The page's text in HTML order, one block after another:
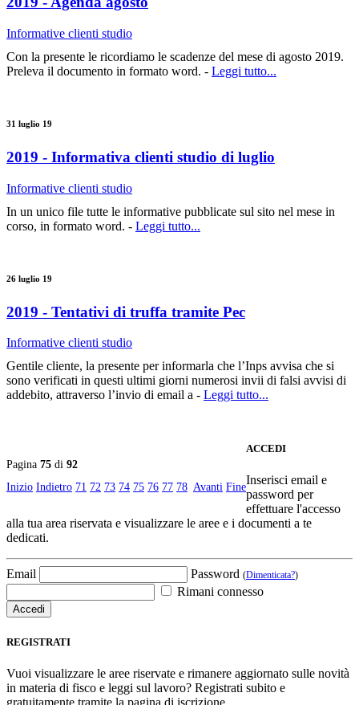
Informative clienti studio
Con la presente le ricordiamo le scadenze del mese di agosto 2019.
Preleva il documento in formato word. - Leggi tutto...
31 luglio 19
2019 - Informativa clienti studio di luglio
Informative clienti studio
In un unico file tutte le informative pubblicate sul sito nel mese in
corso, in formato word. - Leggi tutto...
26 luglio 19
2019 - Tentativi di truffa tramite Pec
Informative clienti studio
Gentile cliente, la presente per informarla che l’Inps avvisa che si
sono verificati in questi ultimi giorni numerosi invii di falsi avvisi di
addebito, attraverso l’invio di email a - Leggi tutto...
Pagina 75 di 92
Inizio Indietro 71 72 73 74 75 76 77 78 Avanti Fine
ACCEDI
Inserisci email e
password per
effettuare l'accesso
alla tua area riservata e visualizzare le aree e i documenti a te
dedicati.
Email Password (Dimenticata?)
Rimani connesso
REGISTRATI
Vuoi visualizzare le aree riservate e rimanere aggiornato sulle novità
in materia di fisco e leggi sul lavoro? Registrati subito e
gratuitamente tramite la pagina di iscrizione.